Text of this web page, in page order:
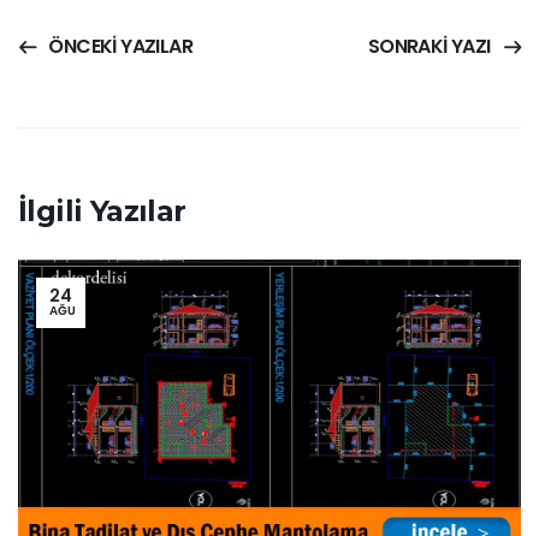
ÖNCEKI YAZILAR SONRAKI YAZI
İlgili Yazılar
24
AĞU